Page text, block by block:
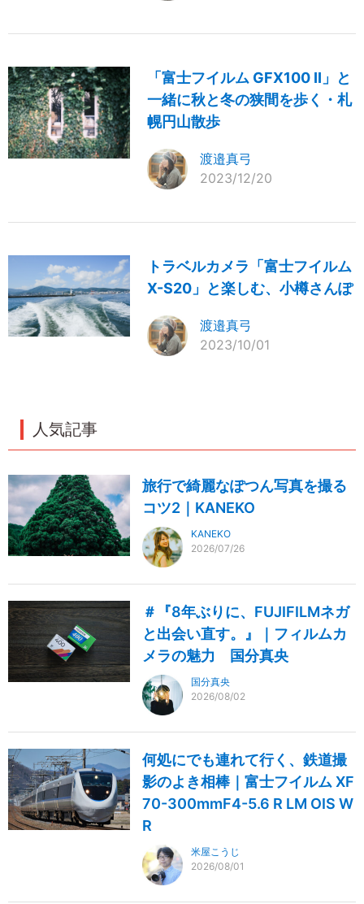
「富士フイルム GFX100 II」と
一緒に秋と冬の狭間を歩く・札
幌円山散歩
渡邉真弓
2023/12/20
トラベルカメラ「富士フイルム
X-S20」と楽しむ、小樽さんぽ
渡邉真弓
2023/10/01
人気記事
旅行で綺麗なぽつん写真を撮る
コツ2｜KANEKO
KANEKO
2026/07/26
＃『8年ぶりに、FUJIFILMネガ
と出会い直す。』｜フィルムカ
メラの魅力 国分真央
国分真央
2026/08/02
何処にでも連れて行く、鉄道撮
影のよき相棒｜富士フイルム XF
70-300mmF4-5.6 R LM OIS W
R
米屋こうじ
2026/08/01